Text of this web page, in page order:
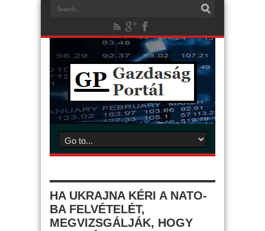
HA UKRAJNA KÉRI A NATO-
BA FELVÉTELÉT,
MEGVIZSGÁLJÁK, HOGY